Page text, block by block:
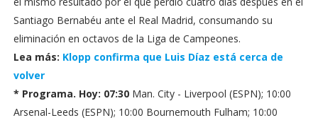
Santiago Bernabéu ante el Real Madrid, consumando su
eliminación en octavos de la Liga de Campeones.
Lea más: Klopp confirma que Luis Díaz está cerca de
volver
* Programa. Hoy: 07:30Man. City - Liverpool (ESPN); 10:00
Arsenal-Leeds (ESPN); 10:00 Bournemouth Fulham; 10:00